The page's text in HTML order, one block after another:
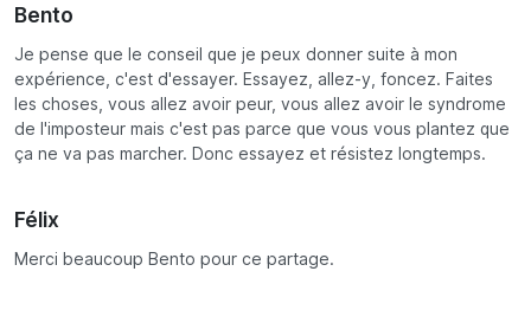
Bento
Je pense que le conseil que je peux donner suite à mon
expérience, c'est d'essayer. Essayez, allez-y, foncez. Faites
les choses, vous allez avoir peur, vous allez avoir le syndrome
de l'imposteur mais c'est pas parce que vous vous plantez que
ça ne va pas marcher. Donc essayez et résistez longtemps.
Félix
Merci beaucoup Bento pour ce partage.